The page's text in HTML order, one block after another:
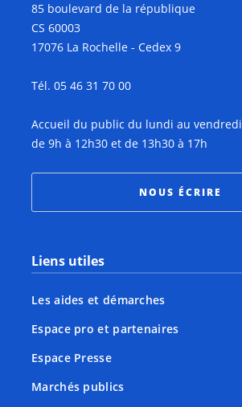
85 boulevard de la république
CS 60003
17076 La Rochelle - Cedex 9
Tél. 05 46 31 70 00
Accueil du public du lundi au vendredi
de 9h à 12h30 et de 13h30 à 17h
NOUS ÉCRIRE
Liens utiles
Les aides et démarches
Espace pro et partenaires
Espace Presse
Marchés publics